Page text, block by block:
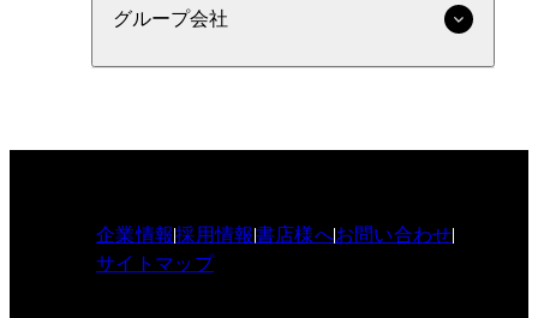
グループ会社
企業情報採用情報書店様へお問い合わせ
サイトマップ